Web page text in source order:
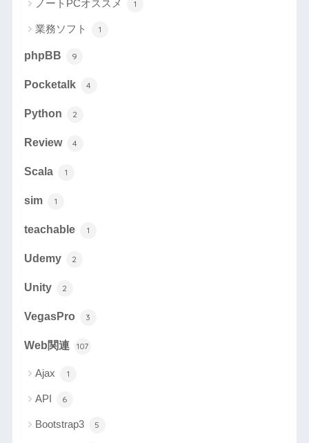
ノートPCオススメ 1
業務ソフト 1
phpBB 9
Pocketalk 4
Python 2
Review 4
Scala 1
sim 1
teachable 1
Udemy 2
Unity 2
VegasPro 3
Web関連 107
Ajax 1
API 6
Bootstrap3 5